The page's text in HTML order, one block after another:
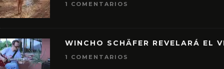
1 COMENTARIOS
WINCHO SCHÄFER REVELARÁ EL
1 COMENTARIOS